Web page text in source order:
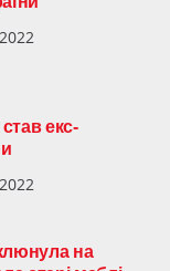
екс-
на